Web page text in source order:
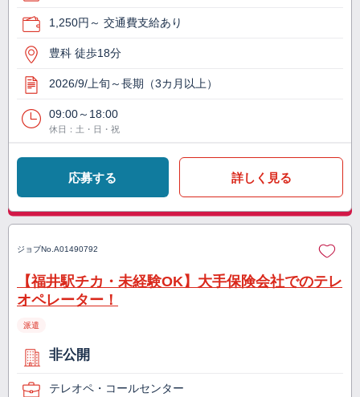
1,250円～ 交通費支給あり
豊科 徒歩18分
2026/9/上旬～長期（3カ月以上）
09:00～18:00
休日：土・日・祝
応募する 詳しく見る
ジョブNo. A01490792
【福井駅チカ・未経験OK】大手保険会社でのテレ
オペレーター！
派遣
非公開
テレオペ・コールセンター